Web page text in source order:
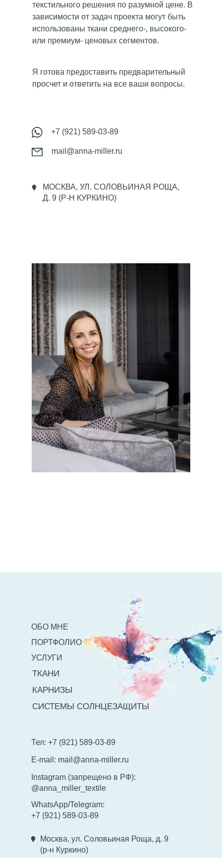
+7 (921) 589-03-89
mail@anna-miller.ru
МОСКВА, УЛ. СОЛОВЬИНАЯ РОЩА,
Д. 9 (Р-Н КУРКИНО)
текстильного решения по разумной цене. В
зависимости от задач проекта могут быть
использованы ткани среднего-, высокого-
или премиум- ценовых сегментов.
Я готова предоставить предварительный
просчет и ответить на все ваши вопросы.
ОБО МНЕ
ПОРТФОЛИО
УСЛУГИ
Тел: +7 (921) 589-03-89
Instagram (запрещено в РФ):
@anna_miller_textile
E-mail: mail@anna-miller.ru
WhatsApp/Telegram:
+7 (921) 589-03-89
Москва, ул. Соловьиная Роща, д. 9
(р-н Куркино)
ТКАНИ
КАРНИЗЫ
СИСТЕМЫ СОЛНЦЕЗАЩИТЫ